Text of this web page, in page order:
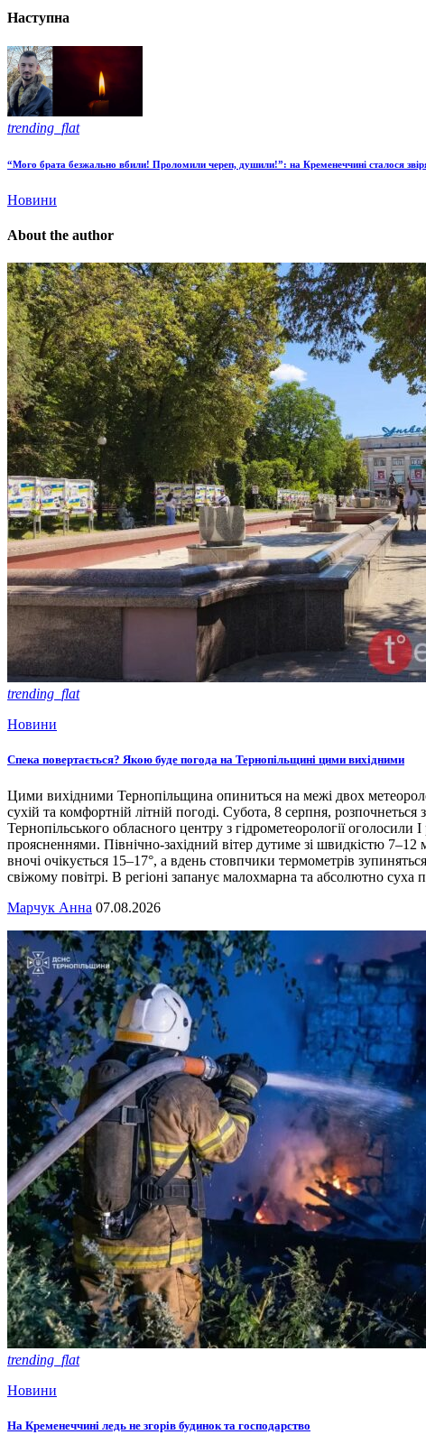
Наступна
trending_flat
“Мого брата безжально вбили! Проломили череп, душили!”: на Кременеччині сталося
Новини
About the author
trending_flat
Новини
Спека повертається? Якою буде погода на Тернопільщині цими вихідними
Цими вихідними Тернопільщина опиниться на межі двох
сухій та комфортній літній погоді. Субота, 8 серпня,
Тернопільського обласного центру з гідрометеорології
проясненнями. Північно-західний вітер дутиме зі швидкістю
вночі очікується 15–17°, а вдень стовпчики термометрів
свіжому повітрі. В регіоні запанує малохмарна та абсолютно
Марчук Анна 07.08.2026
trending_flat
Новини
На Кременеччині ледь не згорів будинок та господарство